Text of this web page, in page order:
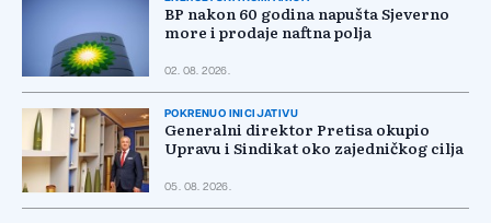
BP nakon 60 godina napušta Sjeverno
more i prodaje naftna polja
02. 08. 2026.
POKRENUO INICIJATIVU
Generalni direktor Pretisa okupio
Upravu i Sindikat oko zajedničkog cilja
05. 08. 2026.